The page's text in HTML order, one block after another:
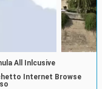
All Inlcusive
Internet Browse